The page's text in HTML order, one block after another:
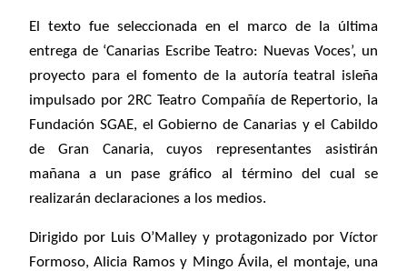
El texto fue seleccionada en el marco de la última
entrega de ‘Canarias Escribe Teatro: Nuevas Voces’, un
proyecto para el fomento de la autoría teatral isleña
impulsado por 2RC Teatro Compañía de Repertorio, la
Fundación SGAE, el Gobierno de Canarias y el Cabildo
de Gran Canaria, cuyos representantes asistirán
mañana a un pasegráfico al término del cualse
realizarán declaraciones a los medios.
Dirigido por Luis O’Malley y protagonizado por Víctor
Formoso, Alicia Ramos y Mingo Ávila, el montaje, una